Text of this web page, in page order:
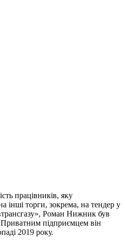
працівників, яку
інші торги, зокрема, на тендер у
Роман Нижник був
підприємцем він
2019 року.